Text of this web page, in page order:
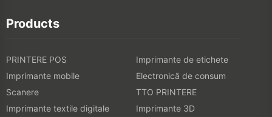
Products
PRINTERE POS
Imprimante de etichete
Imprimante mobile
Electronică de consum
Scanere
TTO PRINTERE
Imprimante textile digitale
Imprimante 3D